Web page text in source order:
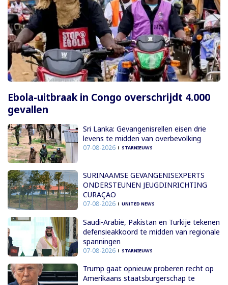
Ebola-uitbraak in Congo overschrijdt 4.000
gevallen
Sri Lanka: Gevangenisrellen eisen drie
levens te midden van overbevolking
07-08-2026 STARNIEUWS
SURINAAMSE GEVANGENISEXPERTS
ONDERSTEUNEN JEUGDINRICHTING
CURAÇAO
07-08-2026 UNITED NEWS
Saudi-Arabië, Pakistan en Turkije tekenen
defensieakkoord te midden van regionale
spanningen
07-08-2026 STARNIEUWS
Trump gaat opnieuw proberen recht op
Amerikaans staatsburgerschap te